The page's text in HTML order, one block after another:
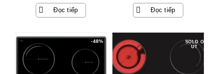
Đọc tiếp Đọc tiếp
-48%
SOLD O
UT